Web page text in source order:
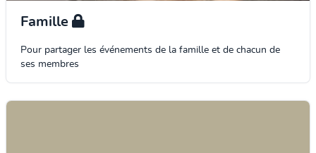
Famille
Pour partager les événements de la famille et de chacun de
ses membres